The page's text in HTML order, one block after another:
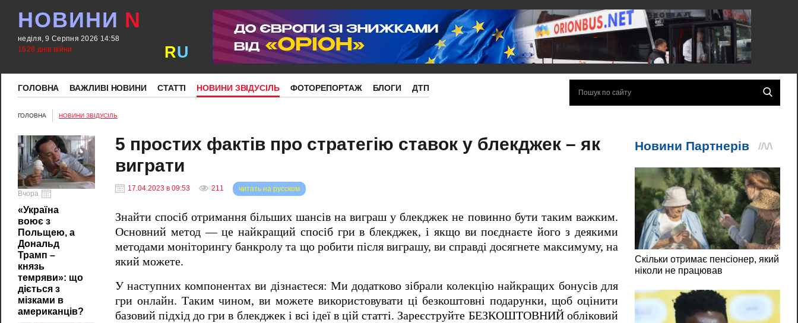
НОВИНИ N
неділя, 9 Серпня 2026 14:58
1628 днів війни
RU
ГОЛОВНА ВАЖЛИВІ НОВИНИ СТАТТІ НОВИНИ ЗВІДУСІЛЬ ФОТОРЕПОРТАЖ БЛОГИ ДТП
ГОЛОВНА НОВИНИ ЗВІДУСІЛЬ
Вчора
«Україна
воює з
Польщею, а
Дональд
Трамп –
князь
темряви»: що
діється з
мізками в
американців?
5 простих фактів про стратегію ставок у блекджек – як
виграти
17.04.2023 в 09:53 211 читать на русском
Знайти спосіб отримання більших шансів на виграш у блекджек не повинно бути таким важким.
Основний метод — це найкращий спосіб гри в блекджек, і якщо ви поєднаєте його з деякими
методами моніторингу банкролу та що робити після виграшу, ви справді досягнете максимуму, на
який можете.
У наступних компонентах ви дізнаєтеся: Ми додатково зібрали колекцію найкращих бонусів для
гри онлайн. Таким чином, ви можете використовувати ці безкоштовні подарунки, щоб оцінити
базовий підхід до гри в блекджек і всі ідеї в цій статті. Зареєструйте БЕЗКОШТОВНИЙ обліковий